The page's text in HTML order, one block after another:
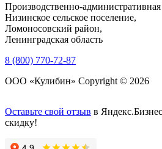
Производственно-
Низинское сельское поселение,
Ломоносовский район,
Ленинградская область
8 (800) 770-72-87
ООО «Кулибин» Copyright © 2026
Оставьте свой отзыв в
скидку!